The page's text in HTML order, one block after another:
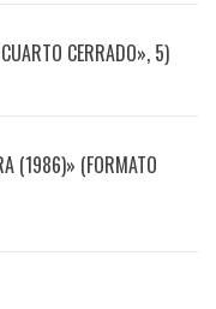
CERRADO», 5)
(1986)» (FORMATO